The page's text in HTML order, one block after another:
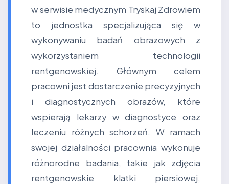
w serwisie medycznym Tryskaj Zdrowiem
to jednostka specjalizująca się w
wykonywaniu badań obrazowych z
wykorzystaniem technologii
rentgenowskiej. Głównym celem
pracowni jest dostarczenie precyzyjnych
i diagnostycznych obrazów, które
wspierają lekarzy w diagnostyce oraz
leczeniu różnych schorzeń. W ramach
swojej działalności pracownia wykonuje
różnorodne badania, takie jak zdjęcia
rentgenowskie klatki piersiowej,